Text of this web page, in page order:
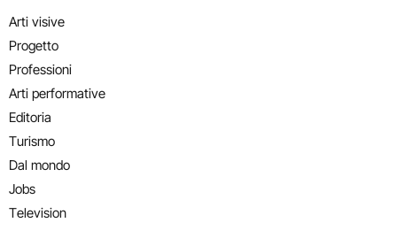
Arti visive
Progetto
Professioni
Arti performative
Editoria
Turismo
Dal mondo
Jobs
Television